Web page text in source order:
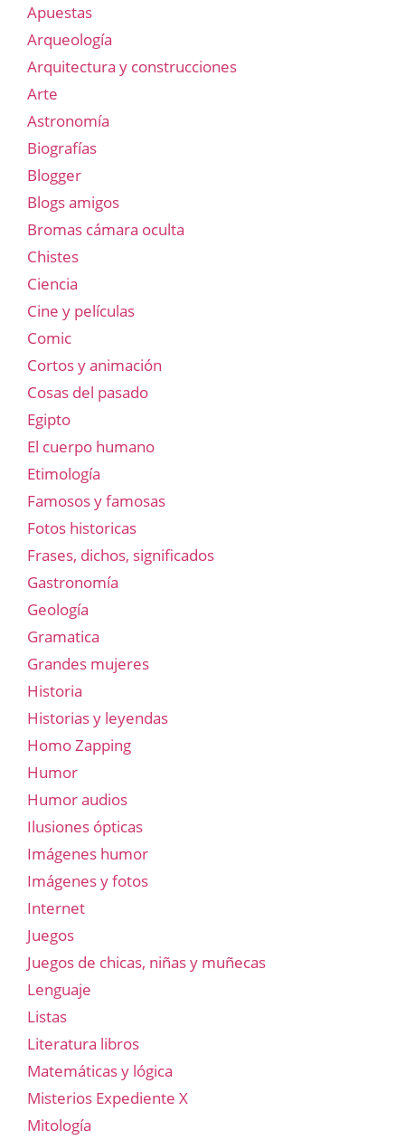
Apuestas
Arqueología
Arquitectura y construcciones
Arte
Astronomía
Biografías
Blogger
Blogs amigos
Bromas cámara oculta
Chistes
Ciencia
Cine y películas
Comic
Cortos y animación
Cosas del pasado
Egipto
El cuerpo humano
Etimología
Famosos y famosas
Fotos historicas
Frases, dichos, significados
Gastronomía
Geología
Gramatica
Grandes mujeres
Historia
Historias y leyendas
Homo Zapping
Humor
Humor audios
Ilusiones ópticas
Imágenes humor
Imágenes y fotos
Internet
Juegos
Juegos de chicas, niñas y muñecas
Lenguaje
Listas
Literatura libros
Matemáticas y lógica
Misterios Expediente X
Mitología